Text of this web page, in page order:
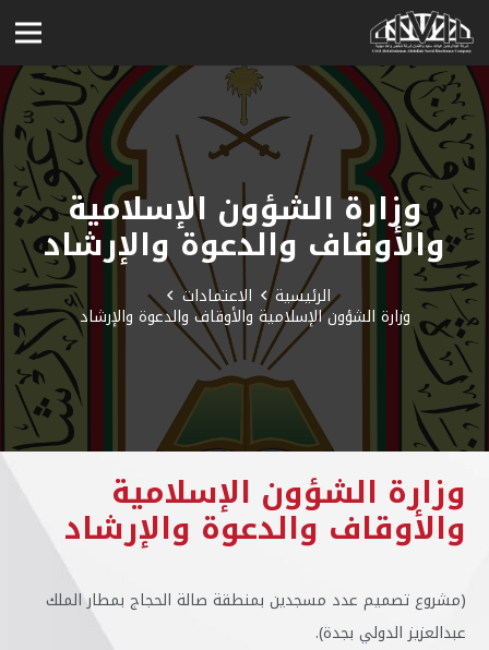
وزارة الشؤون الإسلامية
والأوقاف والدعوة والإرشاد
الرئيسية الاعتمادات
وزارة الشؤون الإسلامية والأوقاف والدعوة والإرشاد
وزارة الشؤون الإسلامية
والأوقاف والدعوة والإرشاد
(مشروع تصميم عدد مسجدين بمنطقة صالة الحجاج بمطار الملك
عبدالعزيز الدولي بجدة).